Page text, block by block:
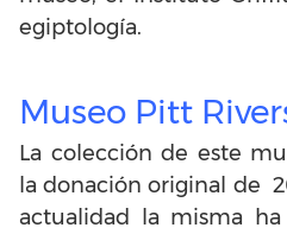
egiptología.
Museo Pitt
La colección de este
la donación original de
actualidad la misma